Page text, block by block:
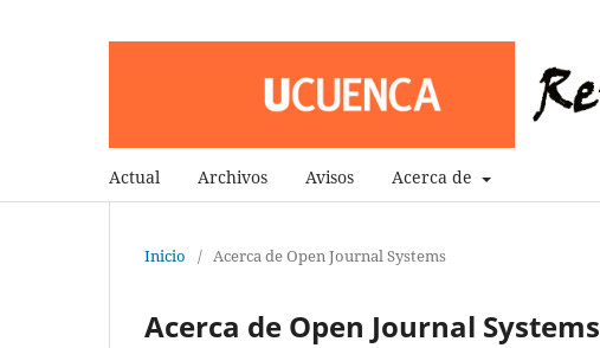
Actual Archivos Avisos Acerca de
Inicio / Acerca de Open Journal Systems
Acerca de Open Journal Systems